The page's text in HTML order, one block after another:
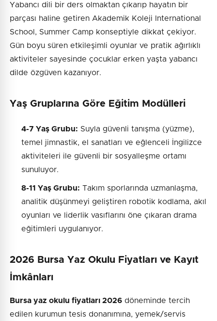
Yabancı dili bir ders olmaktan çıkarıp hayatın bir
parçası haline getiren Akademik Koleji International
School, Summer Camp konseptiyle dikkat çekiyor.
Gün boyu süren etkileşimli oyunlar ve pratik ağırlıklı
aktiviteler sayesinde çocuklar erken yaşta yabancı
dilde özgüven kazanıyor.
Yaş Gruplarına Göre Eğitim Modülleri
4-7 Yaş Grubu: Suyla güvenli tanışma (yüzme),
temel jimnastik, el sanatları ve eğlenceli İngilizce
aktiviteleri ile güvenli bir sosyalleşme ortamı
sunuluyor.
8-11 Yaş Grubu: Takım sporlarında uzmanlaşma,
analitik düşünmeyi geliştiren robotik kodlama, akıl
oyunları ve liderlik vasıflarını öne çıkaran drama
eğitimleri uygulanıyor.
2026 Bursa Yaz Okulu Fiyatları ve Kayıt
İmkânları
Bursa yaz okulu fiyatları 2026 döneminde tercih
edilen kurumun tesis donanımına, yemek/servis